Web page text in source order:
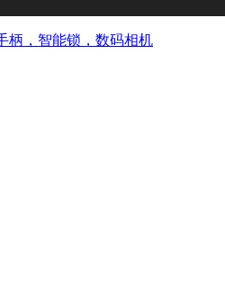
柄，智能锁，数码相机